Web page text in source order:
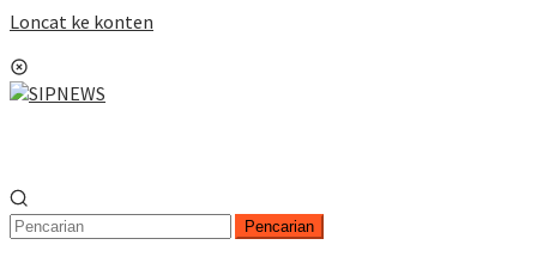
Loncat ke konten
Pencarian